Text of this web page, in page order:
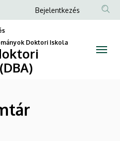
Anonim
fiók
menüje
Bejelentkezés
Doktori Iskola